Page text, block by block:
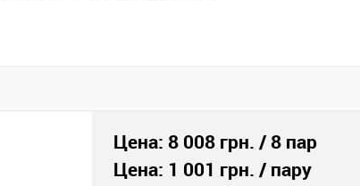
Цена: 8 008 грн. / 8 пар
Цена: 1 001 грн. / пару